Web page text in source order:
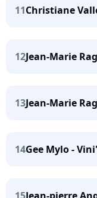
11Christiane
12Jean-Marie
13Jean-Marie
14Gee Mylo -